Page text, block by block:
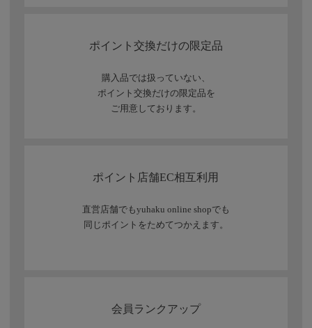
ポイント交換だけの限定品
購入品では扱っていない、
ポイント交換だけの限定品を
ご用意しております。
ポイント店舗EC相互利用
直営店舗でもyuhaku online shopでも
同じポイントをためてつかえます。
会員ランクアップ